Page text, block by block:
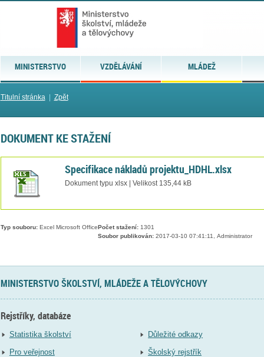
MINISTERSTVO VZDĚLÁVÁNÍ MLÁDEŽ
Titulní stránka| Zpět
DOKUMENT KE STAŽENÍ
Specifikace nákladů projektu_HDHL.xlsx
Dokument typu xlsx | Velikost 135,44 kB
Typ souboru:Excel Microsoft Office Počet stažení:1301
Soubor publikován:2017-03-10 07:41:11, Administrator
MINISTERSTVO ŠKOLSTVÍ, MLÁDEŽE A TĚLOVÝCHOVY
Rejstříky, databáze
Statistika školství
Pro veřejnost
Důležité odkazy
Školský rejstřík